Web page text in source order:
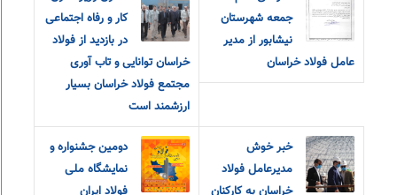
جمعه شهرستان
نیشابور از مدیر
عامل فولاد خراسان
کار و رفاه اجتماعی
در بازدید از فولاد
خراسان توانایی و تاب آوری
مجتمع فولاد خراسان بسیار
ارزشمند است
خبر خوش
مدیرعامل فولاد
دومین جشنواره و
نمایشگاه ملی